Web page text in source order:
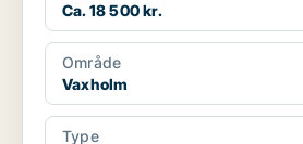
Ca. 18 500 kr.
Område
Vaxholm
Type